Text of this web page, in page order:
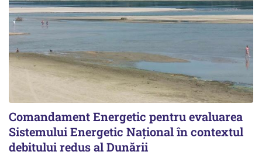
Comandament Energetic pentru evaluarea
Sistemului Energetic Naţional în contextul
debitului redus al Dunării